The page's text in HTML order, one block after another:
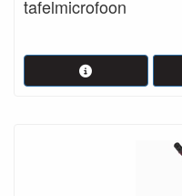
tafelmicrofoon